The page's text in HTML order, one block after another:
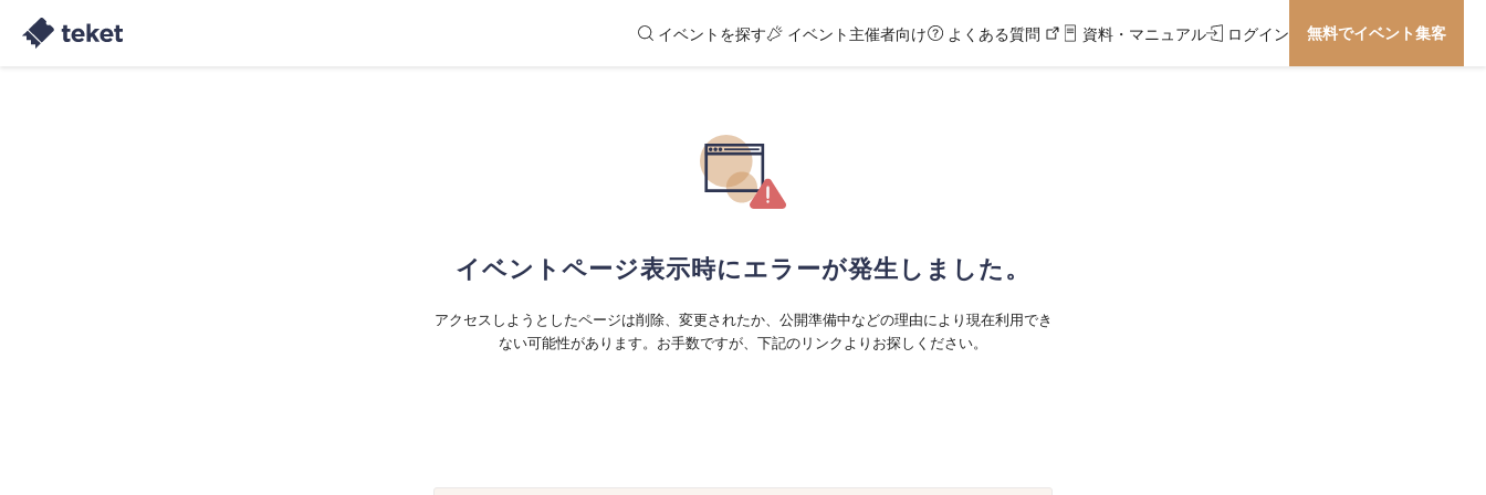
イベントを探す イベント主催者向け よくある質問 資料・マニュアル ログイン 無料でイベント集客
イベントページ表示時にエラーが発生しました。
アクセスしようとしたページは削除、変更されたか、公開準備中などの理由により現在利用でき
ない可能性があります。お手数ですが、下記のリンクよりお探しください。